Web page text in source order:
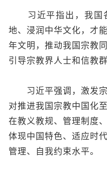
习近平指出，我国
地、浸润中华文化，才
年文明，推动我国宗教
引导宗教界人士和信教
习近平强调，激发宗
对推进我国宗教中国化
在教义教规、管理制度
体现中国特色、适应时
管理、自我约束水平。